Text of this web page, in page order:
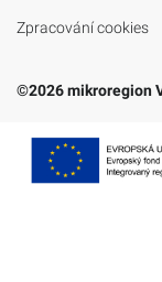
Zpracování cookies
©2026 mikroregion